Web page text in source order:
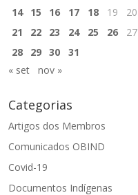
14
15 16 17 18 19
20
21
22 23 24 25 26
27
28
29 30
31
« set
nov »
Categorias
Artigos dos Membros
Comunicados OBIND
Covid-19
Documentos Indígenas